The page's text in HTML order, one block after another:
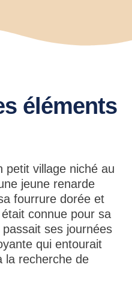
éléments
petit village niché au
jeune renarde
fourrure dorée et
connue pour sa
ses journées
qui entourait
la recherche de